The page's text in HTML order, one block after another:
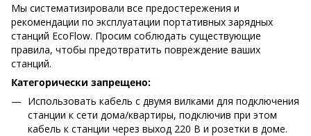
Мы систематизировали все предостережения и
рекомендации по эксплуатации портативных зарядных
станций EcoFlow. Просим соблюдать существующие
правила, чтобы предотвратить повреждение ваших
станций.
Категорически запрещено:
Использовать кабель с двумя вилками для подключения
станции к сети дома/квартиры, подключив при этом
кабель к станции через выход 220 В и розетки в доме.